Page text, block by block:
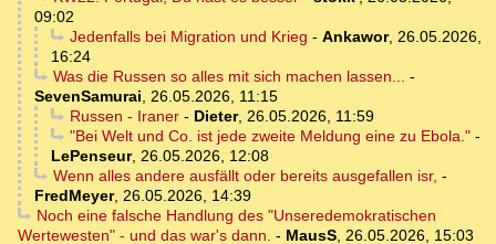
09:02
Jedenfalls bei Migration und Krieg - Ankawor, 26.05.2026,
16:24
Was die Russen so alles mit sich machen lassen...
-
SevenSamurai
26.05.2026, 11:15
Russen - Iraner- Dieter, 26.05.2026, 11:59
"Bei Welt und Co. ist jede zweite Meldung eine zu Ebola."-
LePenseur, 26.05.2026, 12:08
Wenn alles andere ausfällt oder bereits ausgefallen isr, -
FredMeyer, 26.05.2026, 14:39
Noch eine falsche Handlung des "Unseredemokratischen
Wertewesten" - und das war's dann. - MausS 26.05.2026, 15:03